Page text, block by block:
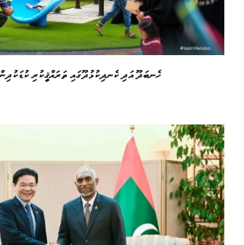
ހެނބަދޫ އަދި ކެނދިކުޅުދޫގައި ތަރައްޤީކުރި